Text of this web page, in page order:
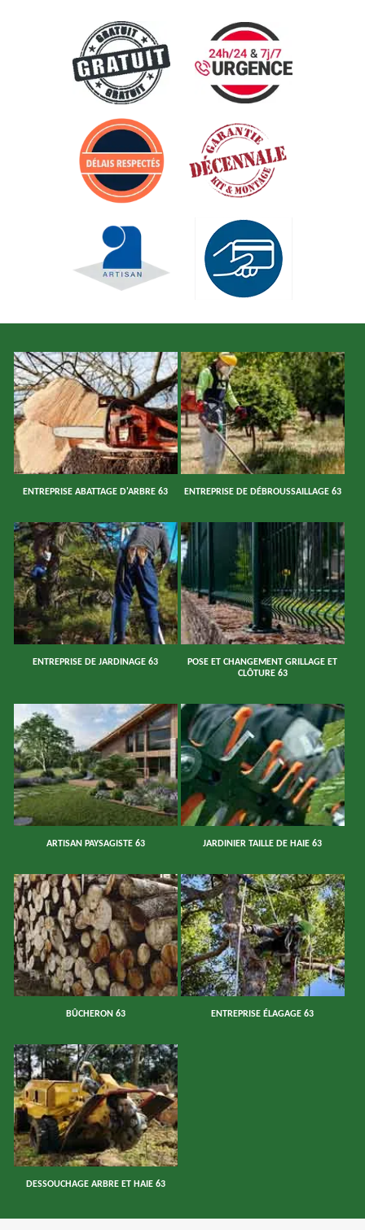
ENTREPRISE ABATTAGE D'ARBRE 63 ENTREPRISE DE DÉBROUSSAILLAGE 63
ENTREPRISE DE JARDINAGE 63
POSE ET CHANGEMENT GRILLAGE ET
CLÔTURE 63
ARTISAN PAYSAGISTE 63 JARDINIER TAILLE DE HAIE 63
BÛCHERON 63 ENTREPRISE ÉLAGAGE 63
DESSOUCHAGE ARBRE ET HAIE 63